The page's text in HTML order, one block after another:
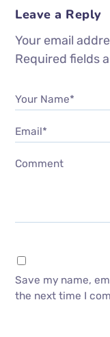
Leave a Reply
Your email
Required fields
Your Name*
Email*
Comment
Save my name,
the next time I